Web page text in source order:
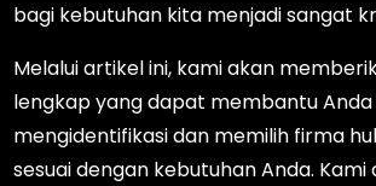
bagi kebutuhan kita menjadi sangat
Melalui artikel ini, kami akan
lengkap yang dapat membantu Anda
mengidentifikasi dan memilih firma
sesuai dengan kebutuhan Anda. Kami